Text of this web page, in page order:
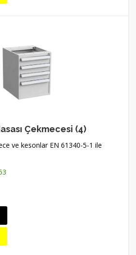
Çekmecesi (4)
ve kesonlar EN 61340-5-1 ile